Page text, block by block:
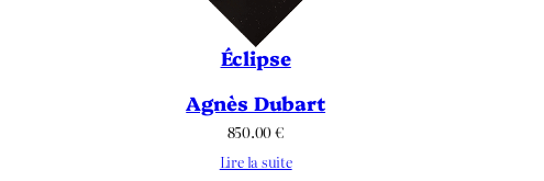
Éclipse
Agnès Dubart
850.00€
Lire la suite